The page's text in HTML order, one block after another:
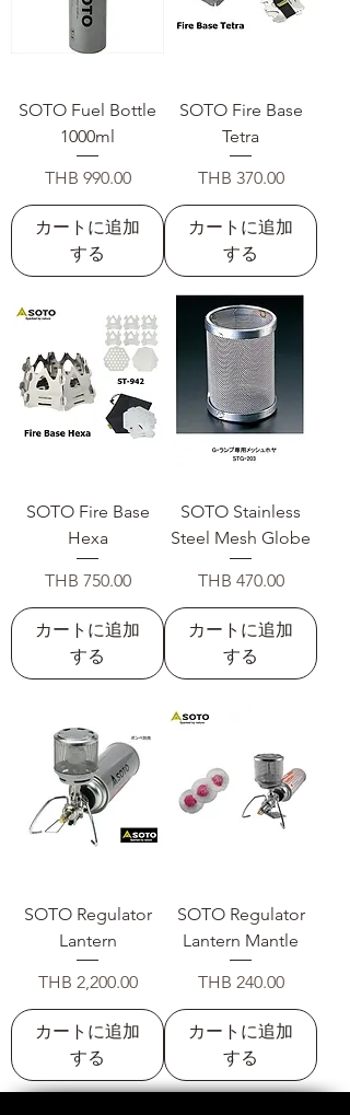
SOTO Fuel Bottle
1000ml
価格
THB 990.00
カートに追加
する
SOTO Fire Base
Tetra
価格
THB 370.00
カートに追加
する
SOTO Fire Base
Hexa
価格
THB 750.00
カートに追加
する
SOTO Stainless
Steel Mesh Globe
価格
THB 470.00
カートに追加
する
SOTO Regulator
Lantern
価格
THB 2,200.00
カートに追加
する
SOTO Regulator
Lantern Mantle
価格
THB 240.00
カートに追加
する